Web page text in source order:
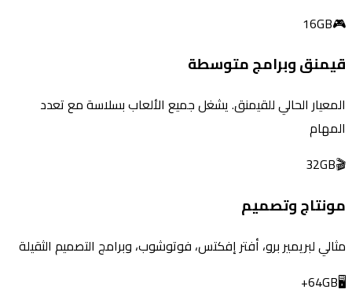
🎮
16GB
قيمنق وبرامج متوسطة
المعيار الحالي للقيمنق. يشغل جميع الألعاب بسلاسة مع تعدد
المهام
🎬
32GB
مونتاج وتصميم
مثالي لبريمير برو، أفتر إفكتس، فوتوشوب، وبرامج التصميم الثقيلة
🖥️
64GB+